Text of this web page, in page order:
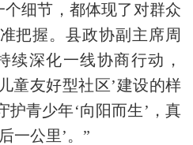
个细节，都体现了对群众
把握。县政协副主席周
续深化一线协商行动，
童友好型社区’建设的样
护青少年‘向阳而生’，真
一公里’。”